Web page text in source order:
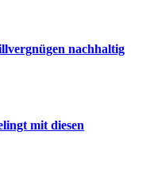
nachhaltig
mit diesen